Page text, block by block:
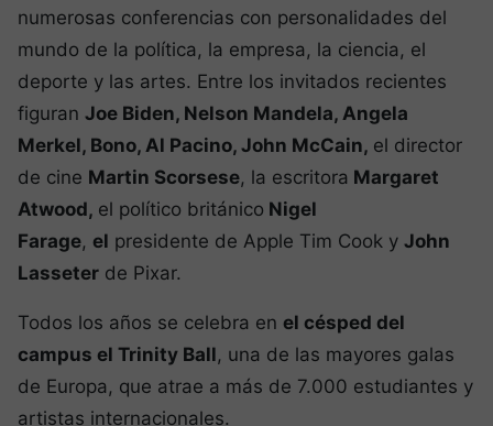
numerosas conferencias con personalidades del
mundo de la política, la empresa, la ciencia, el
deporte y las artes. Entre los invitados recientes
figuran Joe Biden, Nelson Mandela, Angela
Merkel, Bono, Al Pacino, John McCain, el director
de cine Martin Scorsese, la escritora Margaret
Atwood, el político británico Nigel
Farage, el presidente de Apple Tim Cook y John
Lasseter de Pixar.
Todos los años se celebra en el césped del
campus el Trinity Ball, una de las mayores galas
de Europa, que atrae a más de 7.000 estudiantes y
artistas internacionales.